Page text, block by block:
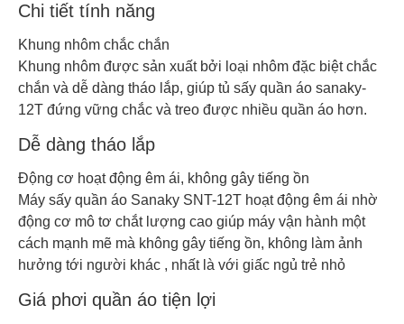
Chi tiết tính năng
Khung nhôm chắc chắn
Khung nhôm được sản xuất bởi loại nhôm đặc biệt chắc
chắn và dễ dàng tháo lắp, giúp tủ sấy quần áo sanaky-
12T đứng vững chắc và treo được nhiều quần áo hơn.
Dễ dàng tháo lắp
Động cơ hoạt động êm ái, không gây tiếng ồn
Máy sấy quần áo Sanaky SNT-12T hoạt động êm ái nhờ
động cơ mô tơ chắt lượng cao giúp máy vận hành một
cách mạnh mẽ mà không gây tiếng ồn, không làm ảnh
hưởng tới người khác , nhất là với giấc ngủ trẻ nhỏ
Giá phơi quần áo tiện lợi